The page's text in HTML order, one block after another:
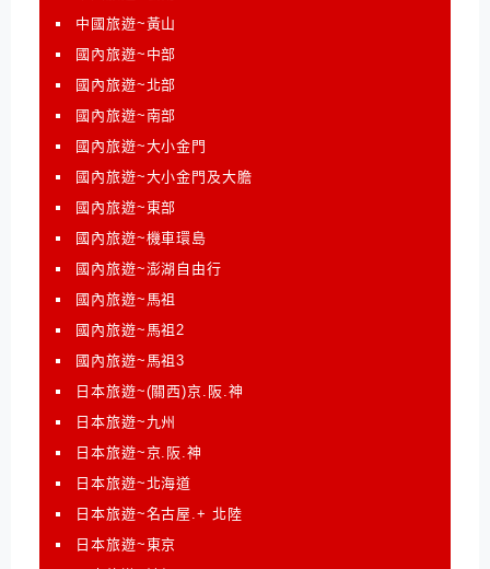
中國旅遊~黃山
國內旅遊~中部
國內旅遊~北部
國內旅遊~南部
國內旅遊~大小金門
國內旅遊~大小金門及大膽
國內旅遊~東部
國內旅遊~機車環島
國內旅遊~澎湖自由行
國內旅遊~馬祖
國內旅遊~馬祖2
國內旅遊~馬祖3
日本旅遊~(關西)京.阪.神
日本旅遊~九州
日本旅遊~京.阪.神
日本旅遊~北海道
日本旅遊~名古屋.+ 北陸
日本旅遊~東京